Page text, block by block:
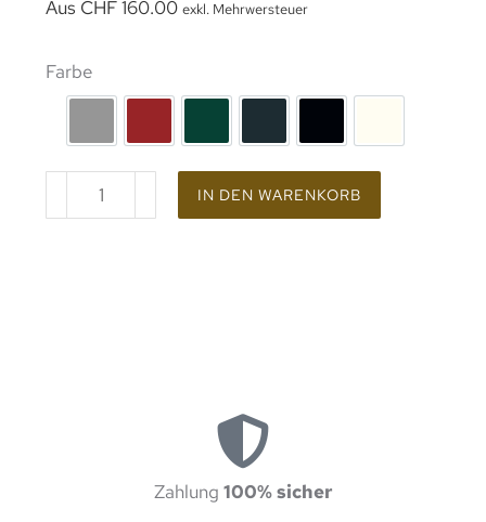
Aus CHF160.00 exkl. Mehrwersteuer
Farbe
IN DEN WARENKORB
Zahlung 100% sicher